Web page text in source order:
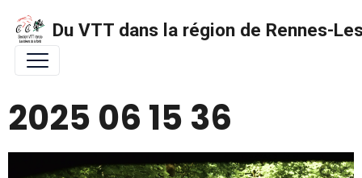
Du VTT dans la région de Rennes-
2025 06 15 36